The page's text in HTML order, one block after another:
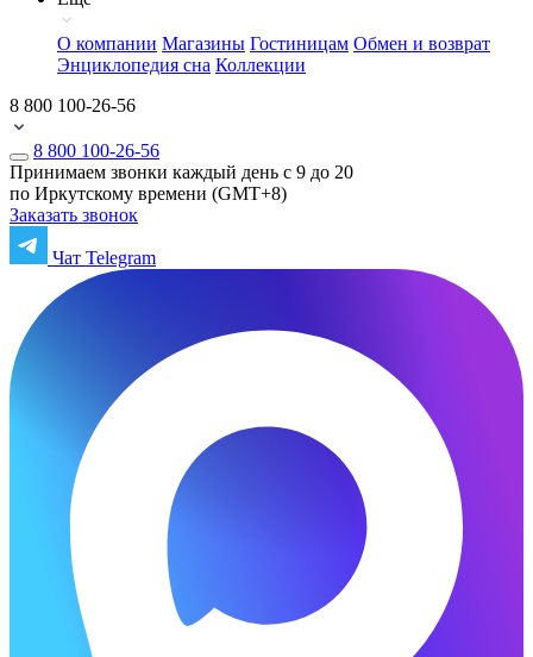
О компании Магазины Гостиницам Обмен и возврат
Энциклопедия сна Коллекции
8 800 100-26-56
8 800 100-26-56
Принимаем звонки каждый день с 9 до 20
по Иркутскому времени (GMT+8)
Заказать звонок
Чат Telegram